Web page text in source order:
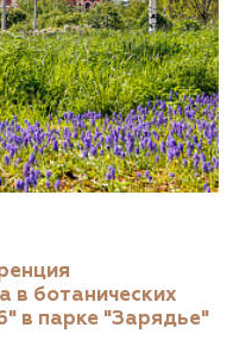
в ботанических
в парке "Зарядье"